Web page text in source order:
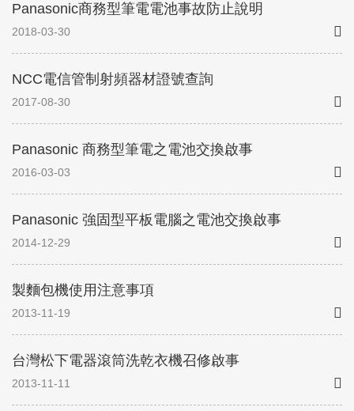
2018-03-30
Panasonic商務型筆電電池事故防止說明
2017-08-30
NCC電信管制射頻器材證號查詢
2016-03-03
Panasonic 商務型筆電之電池交換啟事
2014-12-29
Panasonic 強固型平板電腦之電池交換啟事
2013-11-19
製麵包機使用注意事項
2013-11-11
台灣松下電器滾筒洗乾衣機召修啟事